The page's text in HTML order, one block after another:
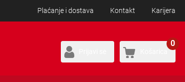
Plaćanje i dostava Kontakt Karijera
0